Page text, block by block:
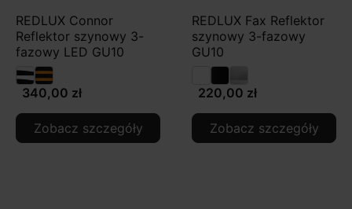
REDLUX Connor
Reflektor szynowy 3-
fazowy LED GU10
340,00 zł
Zobacz szczegóły
REDLUX Fax Reflektor
szynowy 3-fazowy
GU10
220,00 zł
Zobacz szczegóły